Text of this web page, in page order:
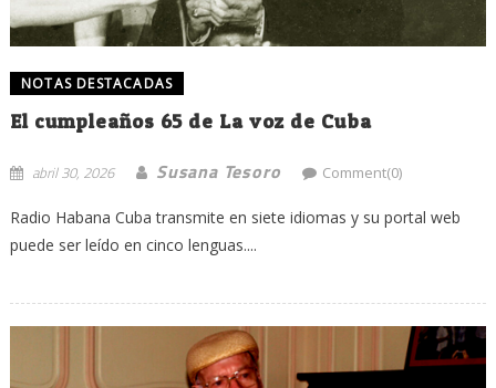
NOTAS DESTACADAS
El cumpleaños 65 de La voz de Cuba
abril 30, 2026 Susana Tesoro Comment(0)
Radio Habana Cuba transmite en siete idiomas y su portal web
puede ser leído en cinco lenguas....